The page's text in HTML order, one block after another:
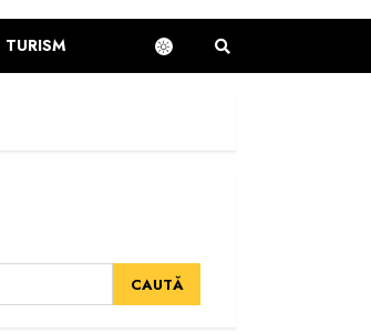
TURISM
CAUTĂ